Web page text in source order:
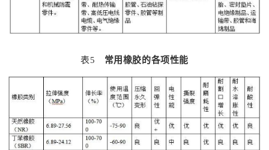
表5 常用橡胶的各项性能